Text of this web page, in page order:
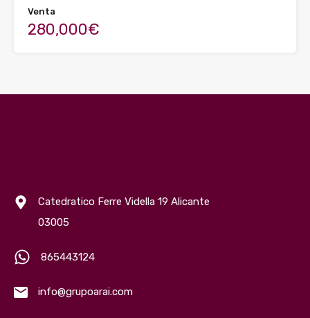
Venta
280,000€
Catedratico Ferre Vidella 19 Alicante
03005
865443124
info@grupoarai.com